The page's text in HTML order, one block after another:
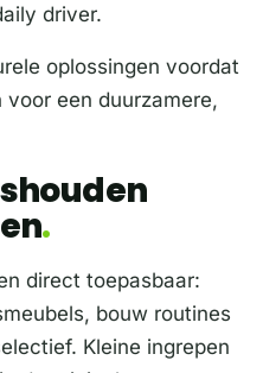
driver.
oplossingen voordat
een duurzamere,
direct toepasbaar:
bouw routines
Kleine ingrepen